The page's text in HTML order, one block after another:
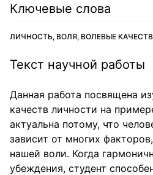
Ключевые слова
ЛИЧНОСТЬ, ВОЛЯ, ВОЛЕВЫЕ
Текст научной работы
Данная работа посвящена
качеств личности на
актуальна потому, что
зависит от многих
нашей воли. Когда
убеждения, студент